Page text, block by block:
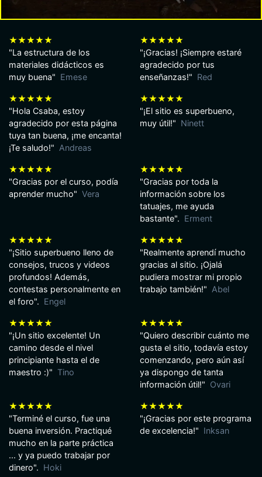
★★★★★
"La estructura de los
materiales didácticos es
muy buena" Emese
★★★★★
"¡Gracias! ¡Siempre estaré
agradecido por tus
enseñanzas!" Red
★★★★★
"Hola Csaba, estoy
agradecido por esta página
tuya tan buena, ¡me encanta!
¡Te saludo!" Andreas
★★★★★
"¡El sitio es superbueno,
muy útil!" Ninett
★★★★★
"Gracias por el curso, podía
aprender mucho" Vera
★★★★★
"Gracias por toda la
información sobre los
tatuajes, me ayuda
bastante". Erment
★★★★★
"¡Sitio superbueno lleno de
consejos, trucos y videos
profundos! Además,
contestas personalmente en
el foro". Engel
★★★★★
"Realmente aprendí mucho
gracias al sitio. ¡Ojalá
pudiera mostrar mi propio
trabajo también!" Abel
★★★★★
"¡Un sitio excelente! Un
camino desde el nivel
principiante hasta el de
maestro :)" Tino
★★★★★
"Quiero describir cuánto me
gusta el sitio, todavía estoy
comenzando, pero aún así
ya dispongo de tanta
información útil!" Ovari
★★★★★
"Terminé el curso, fue una
buena inversión. Practiqué
mucho en la parte práctica
... y ya puedo trabajar por
dinero". Hoki
★★★★★
"¡Gracias por este programa
de excelencia!" Inksan